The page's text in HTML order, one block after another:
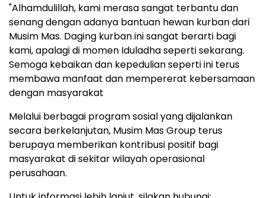
"Alhamdulillah, kami merasa sangat terbantu dan
senang dengan adanya bantuan hewan kurban dari
Musim Mas. Daging kurban ini sangat berarti bagi
kami, apalagi di momen Iduladha seperti sekarang.
Semoga kebaikan dan kepedulian seperti ini terus
membawa manfaat dan mempererat kebersamaan
dengan masyarakat
Melalui berbagai program sosial yang dijalankan
secara berkelanjutan, Musim Mas Group terus
berupaya memberikan kontribusi positif bagi
masyarakat di sekitar wilayah operasional
perusahaan.